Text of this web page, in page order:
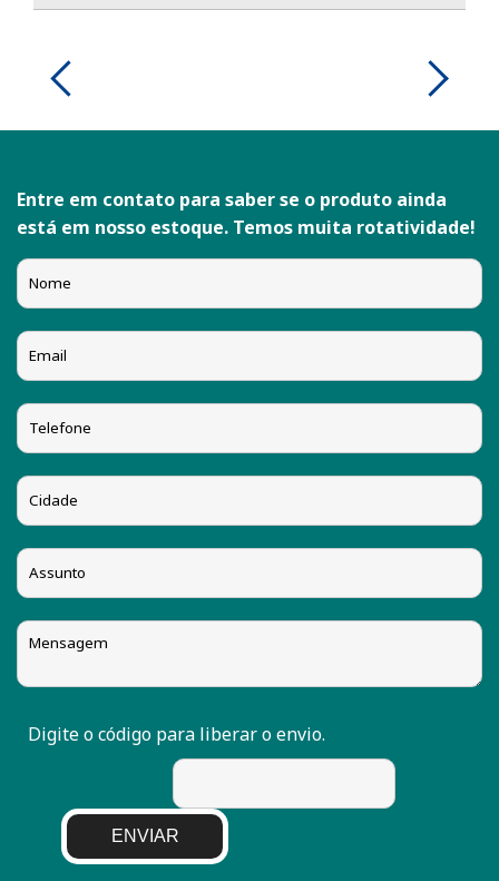
Entre em contato para saber se o produto ainda
está em nosso estoque. Temos muita rotatividade!
Digite o código para liberar o envio.
ENVIAR